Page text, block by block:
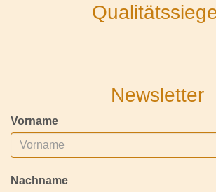
Newsletter
Vorname
Nachname